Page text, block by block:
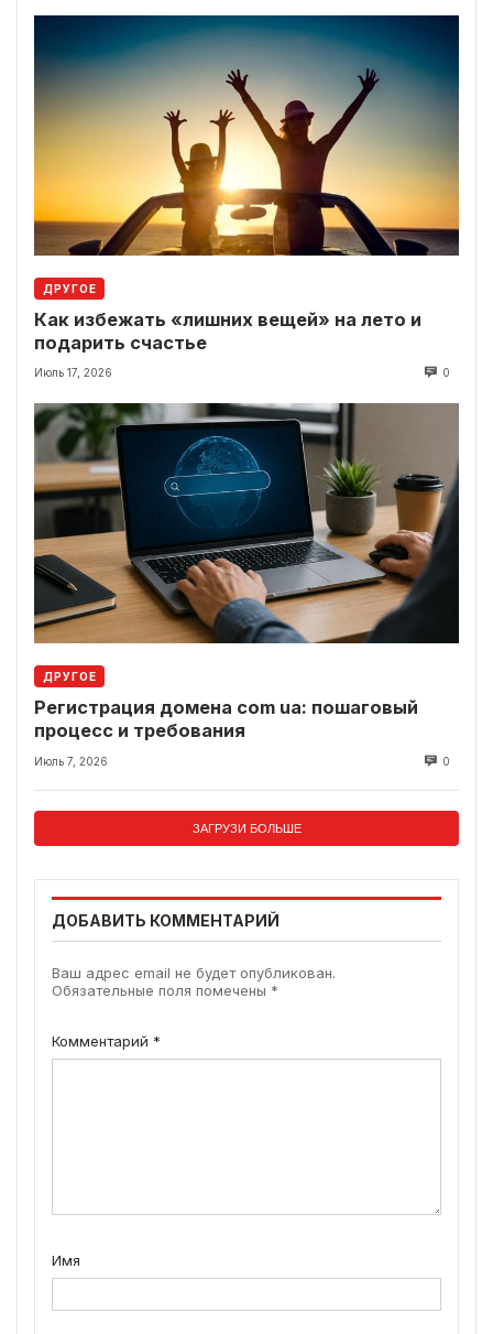
ДРУГОЕ
Как избежать «лишних вещей» на лето и
подарить счастье
Июль 17, 2026 0
ДРУГОЕ
Регистрация домена com ua: пошаговый
процесс и требования
Июль 7, 2026 0
ЗАГРУЗИ БОЛЬШЕ
ДОБАВИТЬ КОММЕНТАРИЙ
Ваш адрес email не будет опубликован.
Обязательные поля помечены *
Комментарий *
Имя